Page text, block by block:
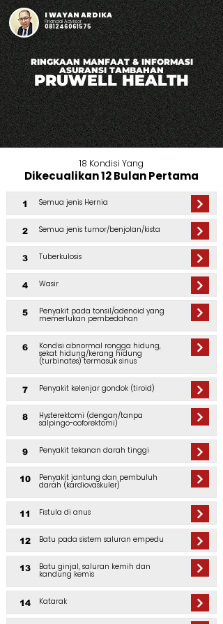
I WAYAN ARDIKA
Financial Advisor
081246061575
RINGKAAN MANFAAT & INFORMASI
ASURANSI TAMBAHAN
PRUWELL HEALTH
18 Kondisi Yang
Dikecualikan 12 Bulan Pertama
1 Semua jenis Hernia
2 Semua jenis tumor/benjolan/kista
3 Tuberkulosis
4 Wasir
5 Penyakit pada tonsil/adenoid yang
memerlukan pembedahan
6 Kondisi abnormal rongga hidung,
sekat hidung/kerang hidung
(turbinates) termasuk sinus
7 Penyakit kelenjar gondok (tiroid)
8 Hysterektomi (dengan/tanpa
salpingo-ooforektomi)
9 Penyakit tekanan darah tinggi
10 Penyakit jantung dan pembuluh
darah (kardiovaskuler)
11 Fistula di anus
12 Batu pada sistem saluran empedu
13 Batu ginjal, saluran kemih dan
kandung kemis
14 Katarak